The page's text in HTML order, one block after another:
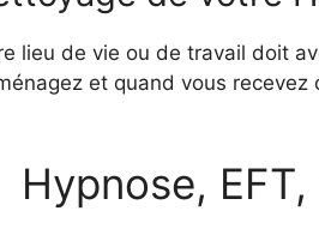
lieu de vie ou de travail doit
et quand vous recevez
Hypnose,